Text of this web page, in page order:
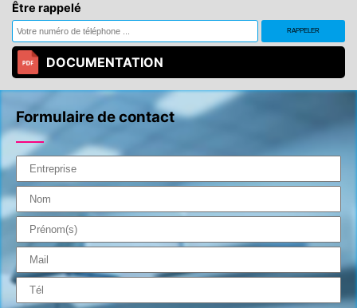
Être rappelé
DOCUMENTATION
Formulaire de contact